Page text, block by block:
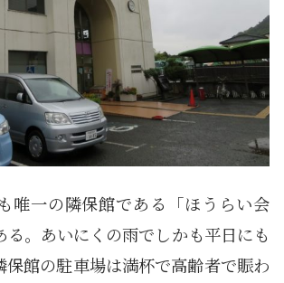
唯一の隣保館である「ほうらい会
る。あいにくの雨でしかも平日にも
保館の駐車場は満杯で高齢者で賑わ